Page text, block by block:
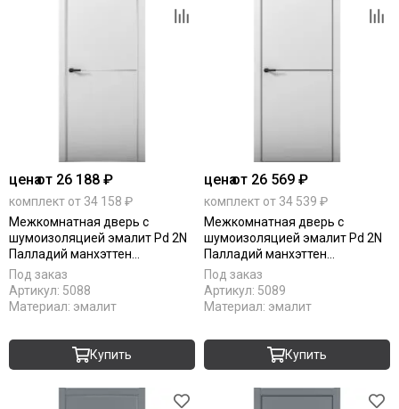
ценаот 26 188 ₽
комплект от 34 158 ₽
Межкомнатная дверь с
шумоизоляцией эмалит Pd 2N
Палладий манхэттен
алюминиевая кромка Al глухая
Под заказ
Артикул: 5088
Материал: эмалит
Купить
ценаот 26 569 ₽
комплект от 34 539 ₽
Межкомнатная дверь с
шумоизоляцией эмалит Pd 2N
Палладий манхэттен
алюминиевая кромка Al Black
Edition глухая
Под заказ
Артикул: 5089
Материал: эмалит
Купить